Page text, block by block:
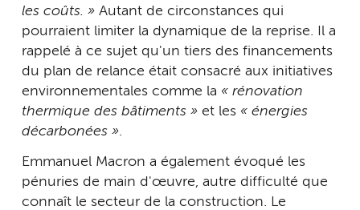
les coûts. » Autant de circonstances qui
pourraient limiter la dynamique de la reprise. Il a
rappelé à ce sujet qu'un tiers des financements
du plan de relance était consacré aux initiatives
environnementales comme la « rénovation
thermique des bâtiments » et les « énergies
décarbonées ».
Emmanuel Macron a également évoqué les
pénuries de main d'œuvre, autre difficulté que
connaît le secteur de la construction. Le